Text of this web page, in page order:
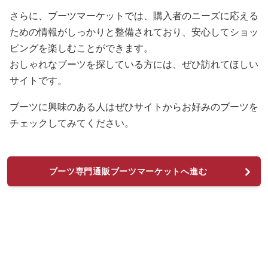
さらに、ブーツマーケットでは、購入者のニーズに応える
ための情報がしっかりと整備されており、安心してショッ
ピングを楽しむことができます。
おしゃれなブーツを探している方には、ぜひ訪れてほしい
サイトです。
ブーツに興味のある人はぜひサイトからお好みのブーツを
チェックしてみてください。
ブーツ専門通販ブーツマーケットへ進む